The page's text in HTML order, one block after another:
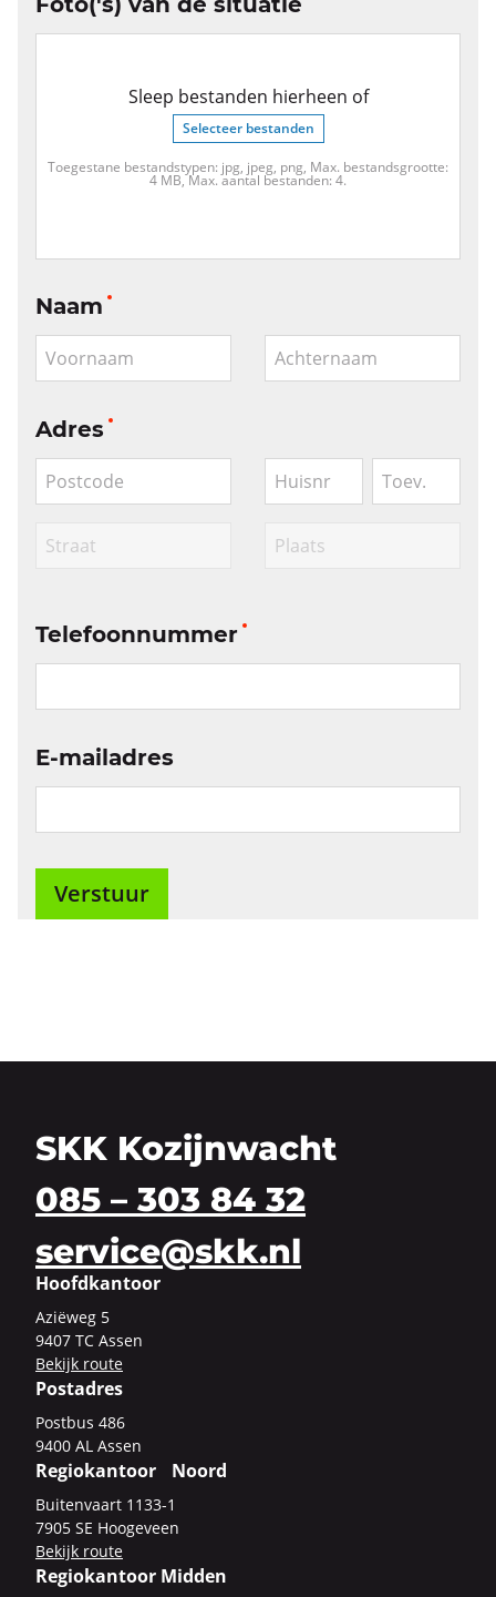
Sleep bestanden hierheen of
Selecteer bestanden
Toegestane bestandstypen: jpg, jpeg, png, Max. bestandsgrootte:
4 MB, Max. aantal bestanden: 4.
Naam
Adres
Telefoonnummer
E-mailadres
SKK Kozijnwacht
085 – 303 84 32
service@skk.nl
Hoofdkantoor
Azi­ë­weg 5
9407 TC Assen
Be­kijk route
Postadres
Post­bus 486
9400 AL Assen
Regiokantoor Noord
Bui­ten­vaart 1133-​1
7905 SE Hoo­ge­veen
Be­kijk route
Regiokantoor Midden